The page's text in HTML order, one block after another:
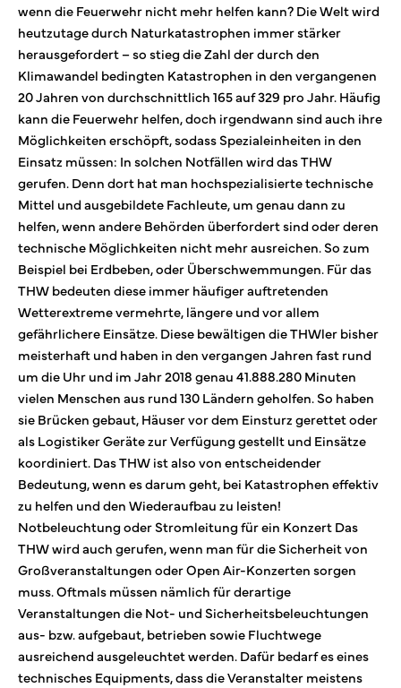
wenn die Feuerwehr nicht mehr helfen kann? Die Welt wird
heutzutage durch Naturkatastrophen immer stärker
herausgefordert – so stieg die Zahl der durch den
Klimawandel bedingten Katastrophen in den vergangenen
20 Jahren von durchschnittlich 165 auf 329 pro Jahr. Häufig
kann die Feuerwehr helfen, doch irgendwann sind auch ihre
Möglichkeiten erschöpft, sodass Spezialeinheiten in den
Einsatz müssen: In solchen Notfällen wird das THW
gerufen. Denn dort hat man hochspezialisierte technische
Mittel und ausgebildete Fachleute, um genau dann zu
helfen, wenn andere Behörden überfordert sind oder deren
technische Möglichkeiten nicht mehr ausreichen. So zum
Beispiel bei Erdbeben, oder Überschwemmungen. Für das
THW bedeuten diese immer häufiger auftretenden
Wetterextreme vermehrte, längere und vor allem
gefährlichere Einsätze. Diese bewältigen die THWler bisher
meisterhaft und haben in den vergangen Jahren fast rund
um die Uhr und im Jahr 2018 genau 41.888.280 Minuten
vielen Menschen aus rund 130 Ländern geholfen. So haben
sie Brücken gebaut, Häuser vor dem Einsturz gerettet oder
als Logistiker Geräte zur Verfügung gestellt und Einsätze
koordiniert. Das THW ist also von entscheidender
Bedeutung, wenn es darum geht, bei Katastrophen effektiv
zu helfen und den Wiederaufbau zu leisten!
Notbeleuchtung oder Stromleitung für ein Konzert Das
THW wird auch gerufen, wenn man für die Sicherheit von
Großveranstaltungen oder Open Air-Konzerten sorgen
muss. Oftmals müssen nämlich für derartige
Veranstaltungen die Not- und Sicherheitsbeleuchtungen
aus- bzw. aufgebaut, betrieben sowie Fluchtwege
ausreichend ausgeleuchtet werden. Dafür bedarf es eines
technisches Equipments, dass die Veranstalter meistens